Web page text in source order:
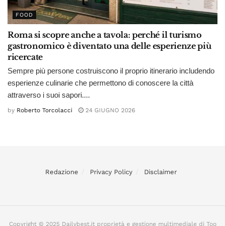
FOOD
Roma si scopre anche a tavola: perché il turismo
gastronomico è diventato una delle esperienze più
ricercate
Sempre più persone costruiscono il proprio itinerario includendo
esperienze culinarie che permettono di conoscere la città
attraverso i suoi sapori....
by Roberto Torcolacci 24 GIUGNO 2026
Redazione Privacy Policy Disclaimer
Copyright © 2025 Dailybest.it proprietà e gestione multimediale di Too